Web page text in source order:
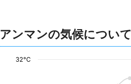
アンマンの気候について
32°C